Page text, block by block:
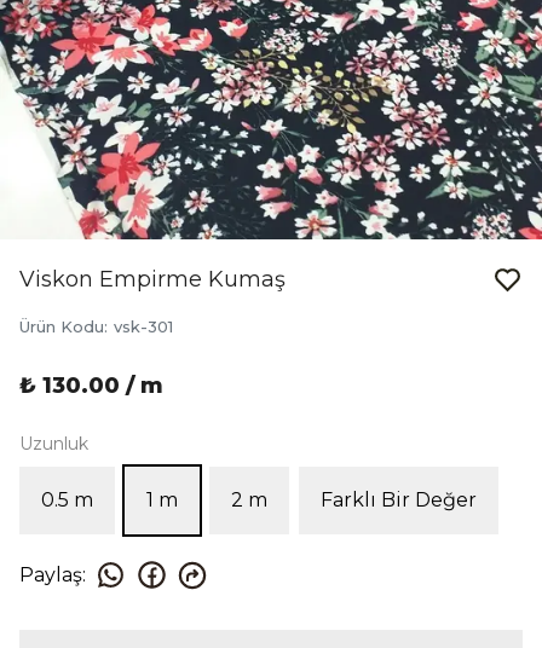
Viskon Empirme Kumaş
Ürün Kodu: vsk-301
₺ 130.00 / m
Uzunluk
0.5 m 1 m 2 m Farklı Bir Değer
Paylaş: